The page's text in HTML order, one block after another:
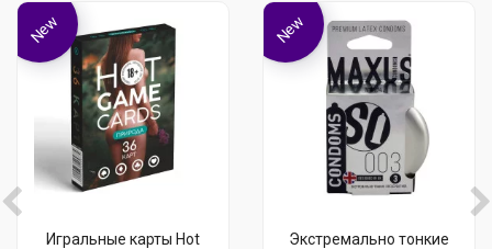
New
Игральные карты Hot
New
Экстремально тонкие